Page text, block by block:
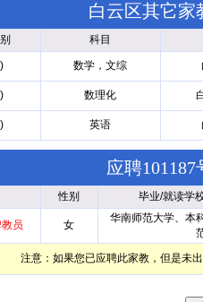
白云区其它家
科目
数学，文综
数理化
英语
应聘
性别 毕业/就读学
员 女
华南师范大学、本
注意：如果您已应聘此家教，但是未